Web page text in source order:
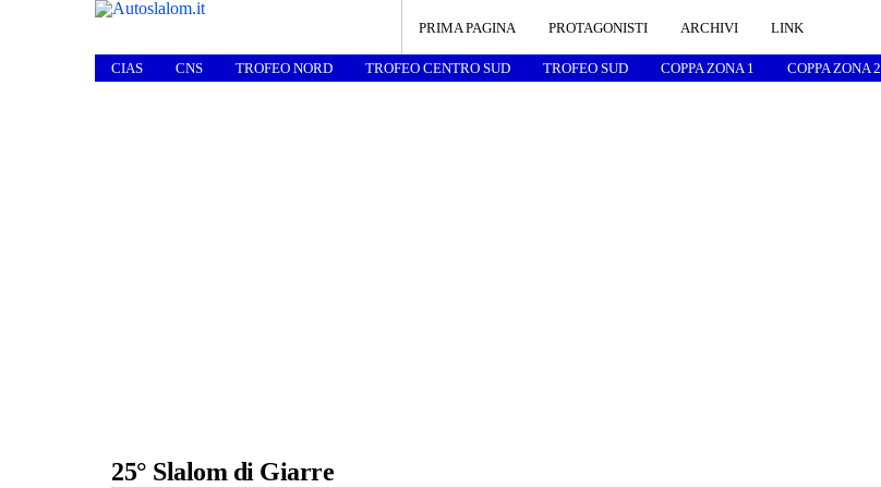
PRIMA PAGINA PROTAGONISTI ARCHIVI LINK
CIAS CNS TROFEO NORD TROFEO CENTRO SUD TROFEO SUD COPPA ZONA 1 COPPA ZONA 2
25° Slalom di Giarre